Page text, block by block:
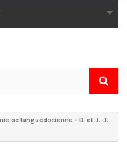
oc languedocienne - B. et J.-J.